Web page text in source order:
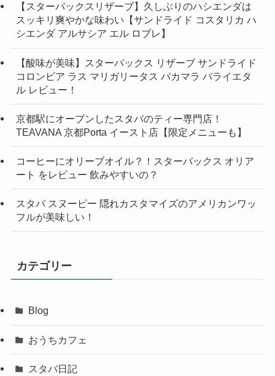
【スターバックスリザーブ】久しぶりのハシエンダは
スッキリ爽やかな味わい【サンドライド コスタリカ ハ
シエンダ アルサシア エル ロブレ】
【酸味が美味】スターバックス リザーブ サンドライド
コロンビア ラス マリガリータス パカマラ バライエタ
ル レビュー！
京都駅にオープンしたスタバのティー専門店！
TEAVANA 京都Porta イースト店【限定メニューも】
コーヒーにオリーブオイル？！スターバックス オリア
ート をレビュー 飲みやすいの？
スタバ スヌーピー 隠れカスタマイズのアメリカンワッ
フルが美味しい！
カテゴリー
Blog
おうちカフェ
スタバ日記